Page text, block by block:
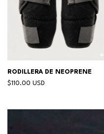
RODILLERA DE NEOPRENE
$110.00 USD